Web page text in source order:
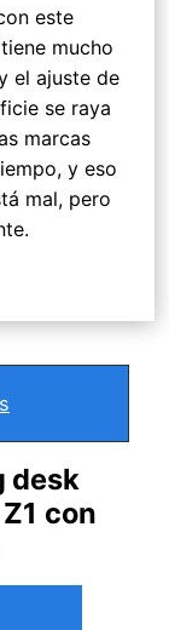
este
mucho
el ajuste de
se raya
marcas
y eso
mal, pero
desk
con